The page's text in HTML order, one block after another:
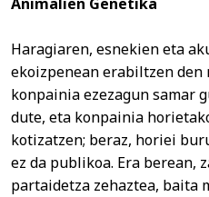
Haragiaren, esnekien eta
ekoizpenean erabiltzen
konpainia ezezagun samar
dute, eta konpainia
kotizatzen; beraz, horiei
ez da publikoa. Era berean,
partaidetza zehaztea, baita